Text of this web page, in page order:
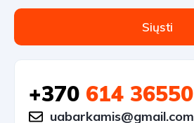
Siųsti
+370 614 36550
uabarkamis@gmail.com